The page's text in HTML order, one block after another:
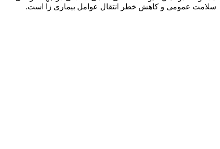
سلامت عمومی و کاهش خطر انتقال عوامل بیماری‌ زا است.